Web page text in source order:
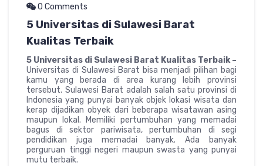
0 Comments
5 Universitas di Sulawesi Barat
Kualitas Terbaik
5 Universitas di Sulawesi Barat Kualitas Terbaik –
Universitas di Sulawesi Barat bisa menjadi pilihan bagi
kamu yang berada di area kurang lebih provinsi
tersebut. Sulawesi Barat adalah salah satu provinsi di
Indonesia yang punyai banyak objek lokasi wisata dan
kerap dijadikan obyek dari beberapa wisatawan asing
maupun lokal. Memiliki pertumbuhan yang memadai
bagus di sektor pariwisata, pertumbuhan di segi
pendidikan juga memadai banyak. Ada banyak
perguruan tinggi negeri maupun swasta yang punyai
mutu terbaik.